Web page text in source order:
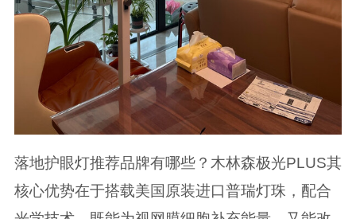
落地护眼灯推荐品牌有哪些？木林森极光PLUS其
核心优势在于搭载美国原装进口普瑞灯珠，配合